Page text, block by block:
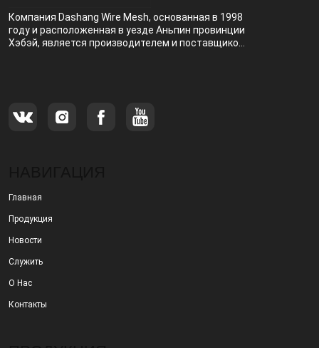
Компания Dashang Wire Mesh, основанная в 1998
году и расположенная в уезде Аньпин провинции
Хэбэй, является производителем и поставщиком,
Главная
Продукция
Новости
Служить
О Нас
Контакты